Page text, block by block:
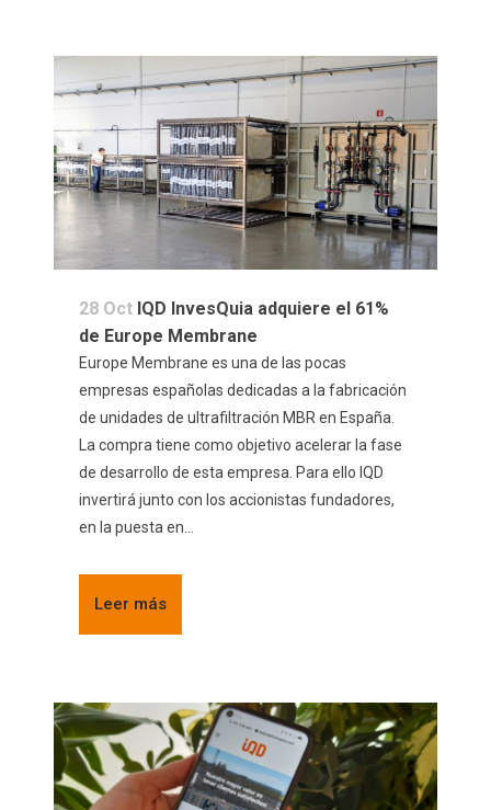
28 Oct IQD InvesQuia adquiere el 61%
de Europe Membrane
Europe Membrane es una de las pocas
empresas españolas dedicadas a la fabricación
de unidades de ultrafiltración MBR en España.
La compra tiene como objetivo acelerar la fase
de desarrollo de esta empresa. Para ello IQD
invertirá junto con los accionistas fundadores,
en la puesta en...
Leer más